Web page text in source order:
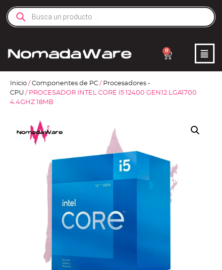
0
Inicio / Componentes de PC / Procesadores -
CPU / PROCESADOR INTEL CORE I5 12400 GEN12 LGA1700
4.4GHZ 18MB